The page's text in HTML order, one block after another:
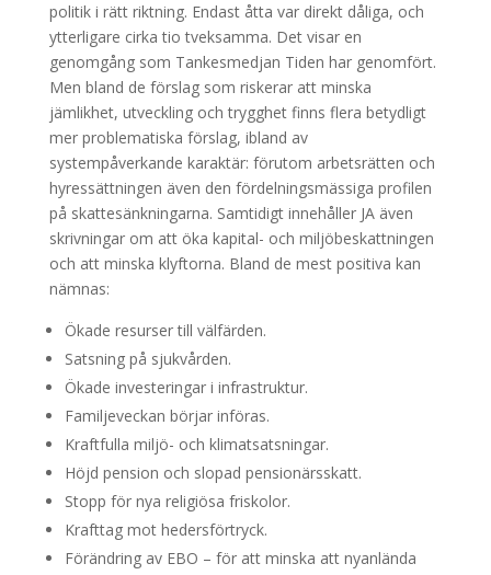
politik i rätt riktning. Endast åtta var direkt dåliga, och
ytterligare cirka tio tveksamma. Det visar en
genomgång som Tankesmedjan Tiden har genomfört.
Men bland de förslag som riskerar att minska
jämlikhet, utveckling och trygghet finns flera betydligt
mer problematiska förslag, ibland av
systempåverkande karaktär: förutom arbetsrätten och
hyressättningen även den fördelningsmässiga profilen
på skattesänkningarna. Samtidigt innehåller JA även
skrivningar om att öka kapital- och miljöbeskattningen
och att minska klyftorna. Bland de mest positiva kan
nämnas:
Ökade resurser till välfärden.
Satsning på sjukvården.
Ökade investeringar i infrastruktur.
Familjeveckan börjar införas.
Kraftfulla miljö- och klimatsatsningar.
Höjd pension och slopad pensionärsskatt.
Stopp för nya religiösa friskolor.
Krafttag mot hedersförtryck.
Förändring av EBO – för att minska att nyanlända